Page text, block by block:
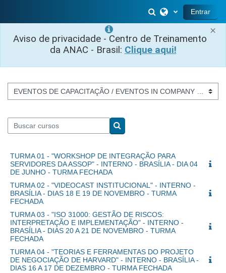
×
Aviso de privacidade - Centro de Treinamento
da ANAC - Brasil: Clique aqui!
Selector de
Entrar
Categorías
Buscar cursos
Buscar cursos
TURMA 01 - "WORKSHOP DE INTEGRAÇÃO PARA
SERVIDORES DA ASSOP" - INTERNO - BRASÍLIA - DIA 04
DE JUNHO - TURMA FECHADA
TURMA 02 - "VIDEOCAST INSTITUCIONAL" - INTERNO -
BRASÍLIA - DIAS 18 E 19 DE NOVEMBRO - TURMA
FECHADA
TURMA 03 - "ISO 31000: GESTÃO DE RISCOS:
INTERPRETAÇÃO E IMPLEMENTAÇÃO" - INTERNO -
BRASÍLIA - DIAS 20 A 21 DE NOVEMBRO - TURMA
FECHADA
TURMA 04 - "TEORIAS E FERRAMENTAS DO PROJETO
DE NEGOCIAÇÃO DE HARVARD" - INTERNO - BRASÍLIA -
DIAS 16 A 17 DE DEZEMBRO - TURMA FECHADA